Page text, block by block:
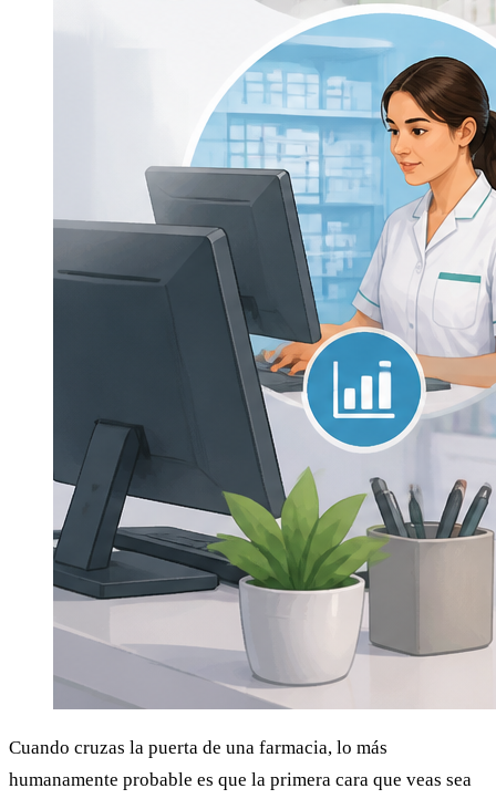
Cuando cruzas la puerta de una farmacia, lo más
humanamente probable es que la primera cara que veas sea